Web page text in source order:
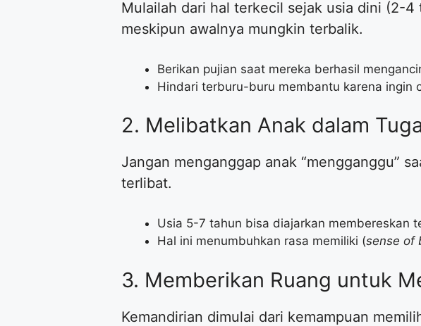
​Mulailah dari hal terkecil sejak usia dini (2-
meskipun awalnya mungkin terbalik.
​Berikan pujian saat mereka berhasil
​Hindari terburu-buru membantu karena ingin
​2. Melibatkan Anak dalam
​Jangan menganggap anak “mengganggu”
terlibat.
​Usia 5-7 tahun bisa diajarkan membereskan
​Hal ini menumbuhkan rasa memiliki (sense of
​3. Memberikan Ruang untuk
​Kemandirian dimulai dari kemampuan